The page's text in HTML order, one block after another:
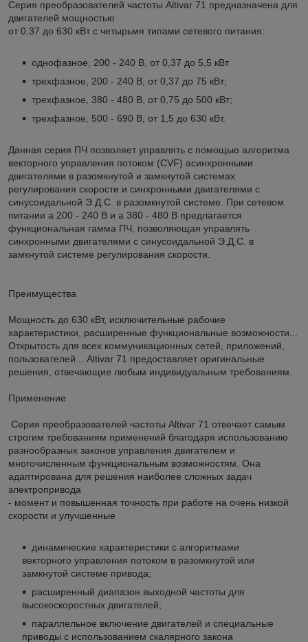
Серия преобразователей частоты Altivar 71 предназначена для
двигателей мощностью
от 0,37 до 630 кВт с четырьмя типами сетевого питания:
однофазное, 200 - 240 В, от 0,37 до 5,5 кВт
трехфазное, 200 - 240 В, от 0,37 до 75 кВт;
трехфазное, 380 - 480 В, от 0,75 до 500 кВт;
трехфазное, 500 - 690 В, от 1,5 до 630 кВт.
Данная серия ПЧ позволяет управлять с помощью алгоритма
векторного управления потоком (CVF) асинхронными
двигателями в разомкнутой и замкнутой системах
регулирования скорости и синхронными двигателями с
синусоидальной Э.Д.С. в разомкнутой системе. При сетевом
питании a 200 - 240 В и a 380 - 480 В предлагается
функциональная гамма ПЧ, позволяющая управлять
синхронными двигателями с синусоидальной Э.Д.С. в
замкнутой системе регулирования скорости.
Преимущества
Мощность до 630 кВт, исключительные рабочие
характеристики, расширенные функциональные возможности...
Открытость для всех коммуникационных сетей, приложений,
пользователей... Altivar 71 предоставляет оригинальные
решения, отвечающие любым индивидуальным требованиям.
Применение
Серия преобразователей частоты Altivar 71 отвечает самым
строгим требованиям применений благодаря использованию
разнообразных законов управления двигателем и
многочисленным функциональным возможностям. Она
адаптирована для решения наиболее сложных задач
электропривода
- момент и повышенная точность при работе на очень низкой
скорости и улучшенные
динамические характеристики с алгоритмами
векторного управления потоком в разомкнутой или
замкнутой системе привода;
расширенный диапазон выходной частоты для
высокоскоростных двигателей;
параллельное включение двигателей и специальные
приводы с использованием скалярного закона